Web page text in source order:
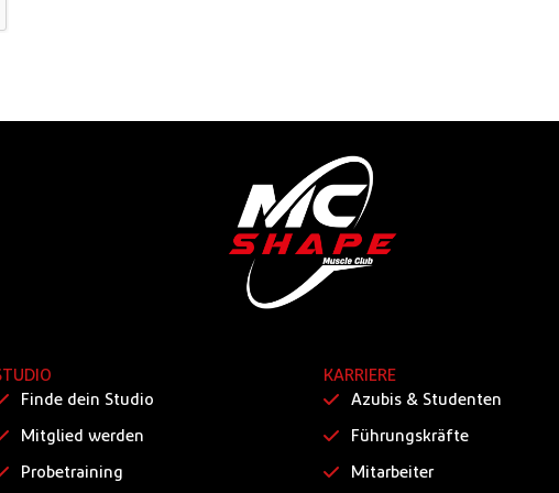
Finde dein Studio
Mitglied werden
Probetraining
KARRIERE
Azubis & Studenten
Führungskräfte
Mitarbeiter